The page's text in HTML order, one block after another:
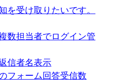
を受け取りたいです。
数担当者でログイン管
信者名表示
フォーム回答受信数